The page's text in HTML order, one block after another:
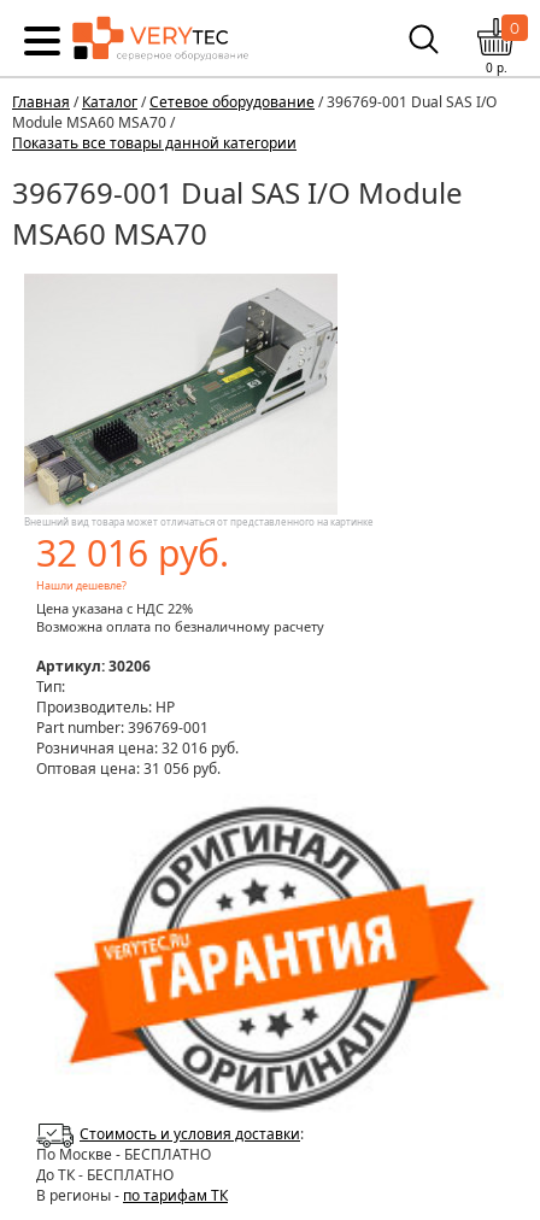
0
0р.
Главная /Каталог/Сетевое оборудование/ 396769-001 Dual SAS I/O
Module MSA60 MSA70 /
Показать все товары данной категории
396769-001 Dual SAS I/O Module
MSA60 MSA70
Внешний вид товара может отличаться от представленного на картинке
32 016 руб.
Нашли дешевле?
Цена указана с НДС 22%
Возможна оплата по безналичному расчету
Артикул: 30206
Тип:
Производитель: HP
Part number: 396769-001
Розничная цена:32 016 руб.
Оптовая цена: 31 056 руб.
Стоимость и условия доставки:
По Москве- БЕСПЛАТНО
До ТК - БЕСПЛАТНО
В регионы - по тарифам ТК